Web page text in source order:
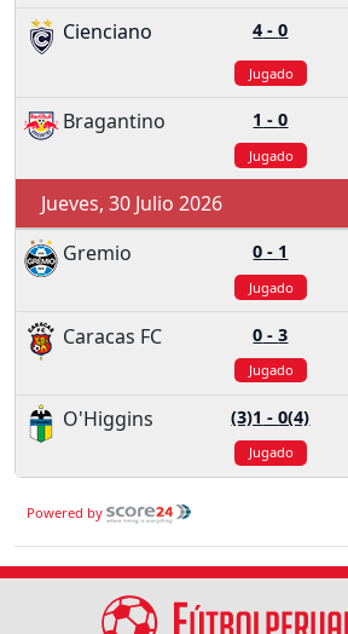
Cienciano 4 -0
Jugado
Bragantino 1 -0
Jugado
Jueves, 30 Julio 2026
Gremio
0 - 1
Jugado
Caracas FC 0 -3
Jugado
O'Higgins (3)1 -0(4)
Jugado
Powered by